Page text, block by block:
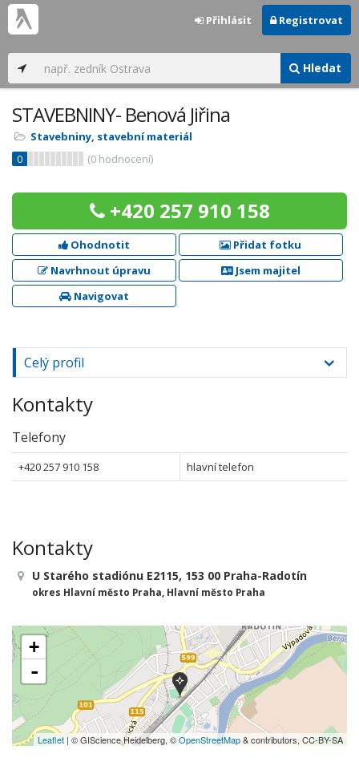
Hledat
Přihlásit Registrovat
STAVEBNINY- Benová Jiřina
Stavebniny, stavební materiál
0
(0 hodnocení)
+420 257 910 158
Ohodnotit
Přidat fotku
Navrhnout úpravu
Jsem majitel
Navigovat
Celý profil
Kontakty
Telefony
+420 257 910 158 hlavní telefon
Kontakty
U Starého stadiónu E2115, 153 00 Praha-Radotín
okres Hlavní město Praha, Hlavní město Praha
+
-
Leaflet| © GIScience Heidelberg, ©OpenStreetMap& contributors, CC-BY-SA